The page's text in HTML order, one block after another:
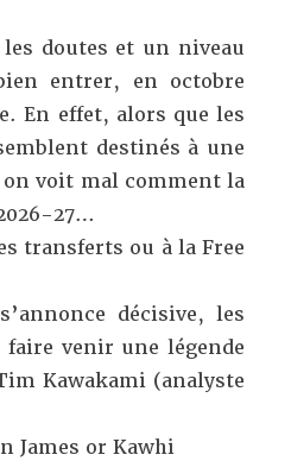
doutes et un niveau
entrer, en octobre
En effet, alors que les
destinés à une
voit mal comment la
27…
transferts ou à la Free
décisive, les
venir une légende
Kawakami(analyste
James or Kawhi